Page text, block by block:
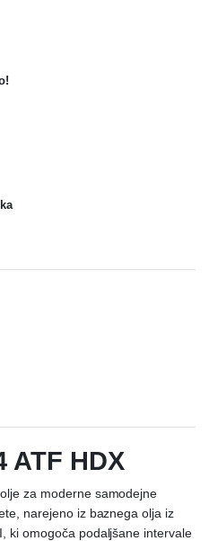
ATF HDX
za moderne samodejne
narejeno iz baznega olja iz
ki omogoča podaljšane intervale